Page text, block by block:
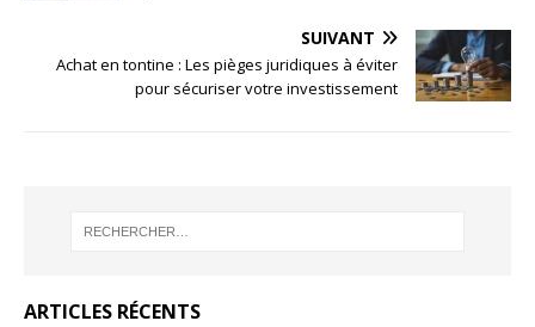
SUIVANT
Achat en tontine : Les pièges juridiques à éviter
pour sécuriser votre investissement
ARTICLES RÉCENTS